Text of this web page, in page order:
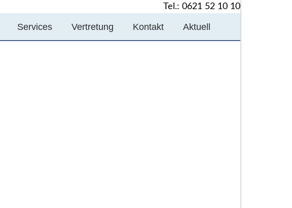
Tel.: 0621 52 10 10
Services Vertretung Kontakt Aktuell